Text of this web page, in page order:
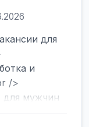
для
и
/>
для мужчин